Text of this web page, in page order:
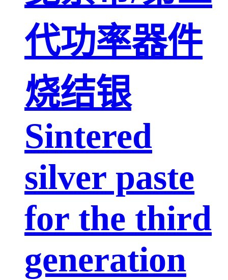
代功率器件
烧结银
Sintered
silver paste
for the third
generation